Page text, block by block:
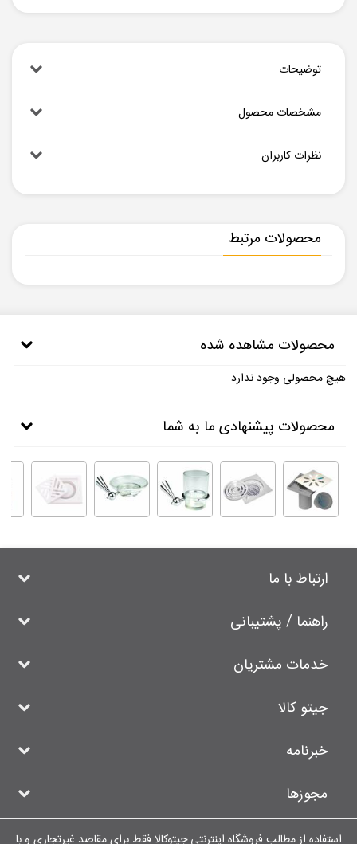
توضیحات
مشخصات محصول
نظرات کاربران
محصولات مرتبط
محصولات مشاهده شده
هیچ محصولی وجود ندارد
محصولات پیشنهادی ما به شما
ارتباط با ما
راهنما / پشتیبانی
خدمات مشتریان
جیتو کالا
خبرنامه
مجوزها
استفاده از مطالب فروشگاه اینترنتی جیتوکالا فقط برای مقاصد غیرتجاری و با